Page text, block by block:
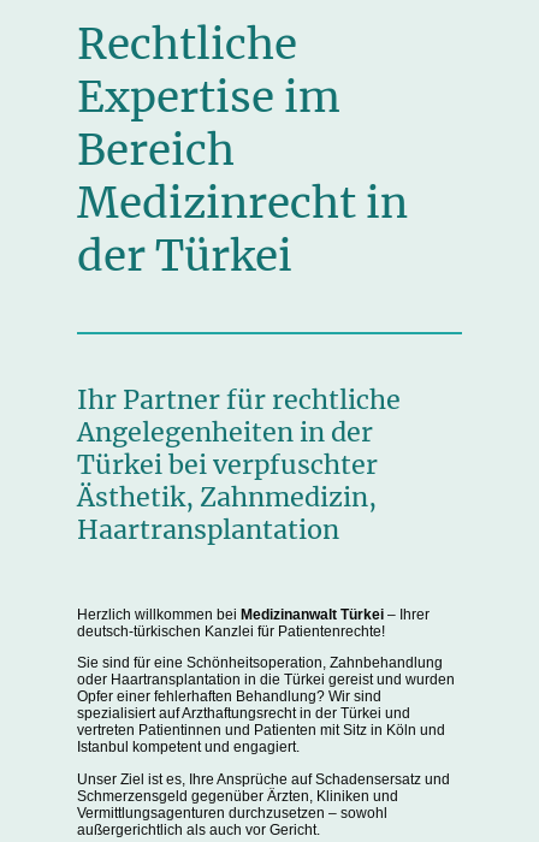
Rechtliche
Expertise im
Bereich
Medizinrecht in
der Türkei
Ihr Partner für rechtliche
Angelegenheiten in der
Türkei bei verpfuschter
Ästhetik, Zahnmedizin,
Haartransplantation
Herzlich willkommen bei Medizinanwalt Türkei – Ihrer
deutsch-türkischen Kanzlei für Patientenrechte!
Sie sind für eine Schönheitsoperation, Zahnbehandlung
oder Haartransplantation in die Türkei gereist und wurden
Opfer einer fehlerhaften Behandlung? Wir sind
spezialisiert auf Arzthaftungsrecht in der Türkei und
vertreten Patientinnen und Patienten mit Sitz in Köln und
Istanbul kompetent und engagiert.
Unser Ziel ist es, Ihre Ansprüche auf Schadensersatz und
Schmerzensgeld gegenüber Ärzten, Kliniken und
Vermittlungsagenturen durchzusetzen – sowohl
außergerichtlich als auch vor Gericht.